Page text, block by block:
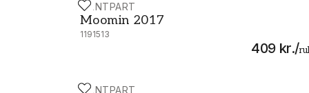
PAINTPART
Moomin 2017
1191513
409 kr./
Moomin 2017 - 5162-4
PAINTPART